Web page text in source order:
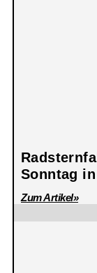
Sonntag
Zum Artikel»